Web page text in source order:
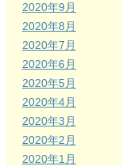
2020年9月
2020年8月
2020年7月
2020年6月
2020年5月
2020年4月
2020年3月
2020年2月
2020年1月